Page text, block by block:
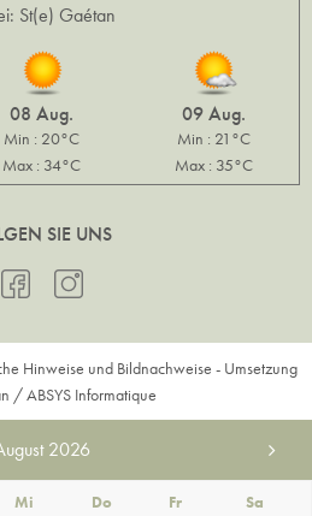
St(e) Gaétan
08 Aug.
Min : 20°C
Max : 34°C
09 Aug.
Min : 21°C
Max : 35°C
SIE UNS
Hinweise und Bildnachweise - Umsetzung
/ABSYS Informatique
2026
Mi Do Fr Sa